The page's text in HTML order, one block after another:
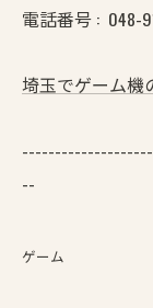
電話番号 : 048-
埼玉でゲーム機
--
ゲーム